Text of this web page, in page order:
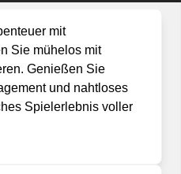
mit
Sie mühelos mit
Genießen Sie
und nahtloses
Spielerlebnis voller